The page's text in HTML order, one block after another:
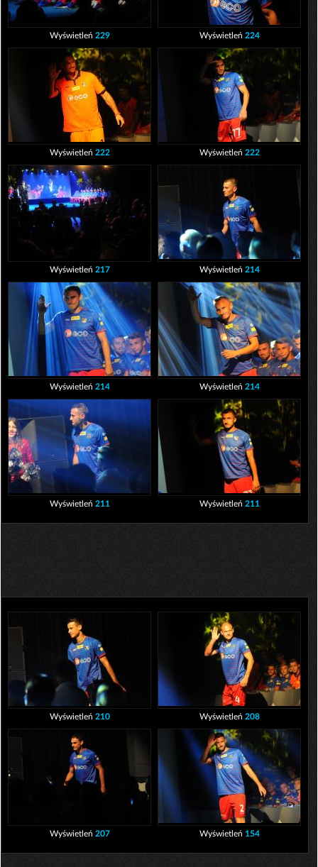
Wyświetleń 229 Wyświetleń 224
Wyświetleń 222 Wyświetleń 222
Wyświetleń 217 Wyświetleń 214
Wyświetleń 214 Wyświetleń 214
Wyświetleń 211 Wyświetleń 211
Wyświetleń 210 Wyświetleń 208
Wyświetleń 207 Wyświetleń 154